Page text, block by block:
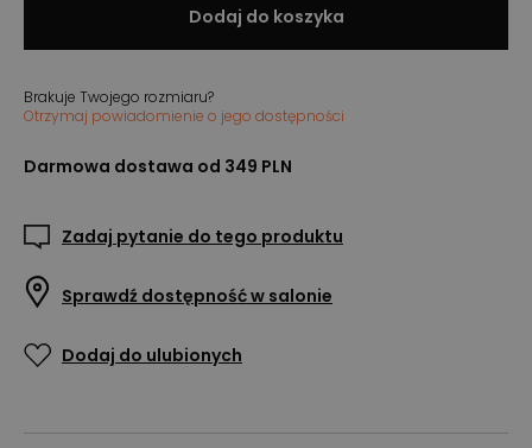
Dodaj do koszyka
Brakuje Twojego rozmiaru?
Otrzymaj powiadomienie o jego dostępności
Darmowa dostawa od 349 PLN
Zadaj pytanie do tego produktu
Sprawdź dostępność w salonie
Dodaj do ulubionych